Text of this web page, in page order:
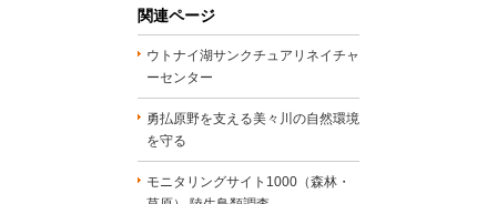
関連ページ
ウトナイ湖サンクチュアリネイチャ
ーセンター
勇払原野を支える美々川の自然環境
を守る
モニタリングサイト1000（森林・